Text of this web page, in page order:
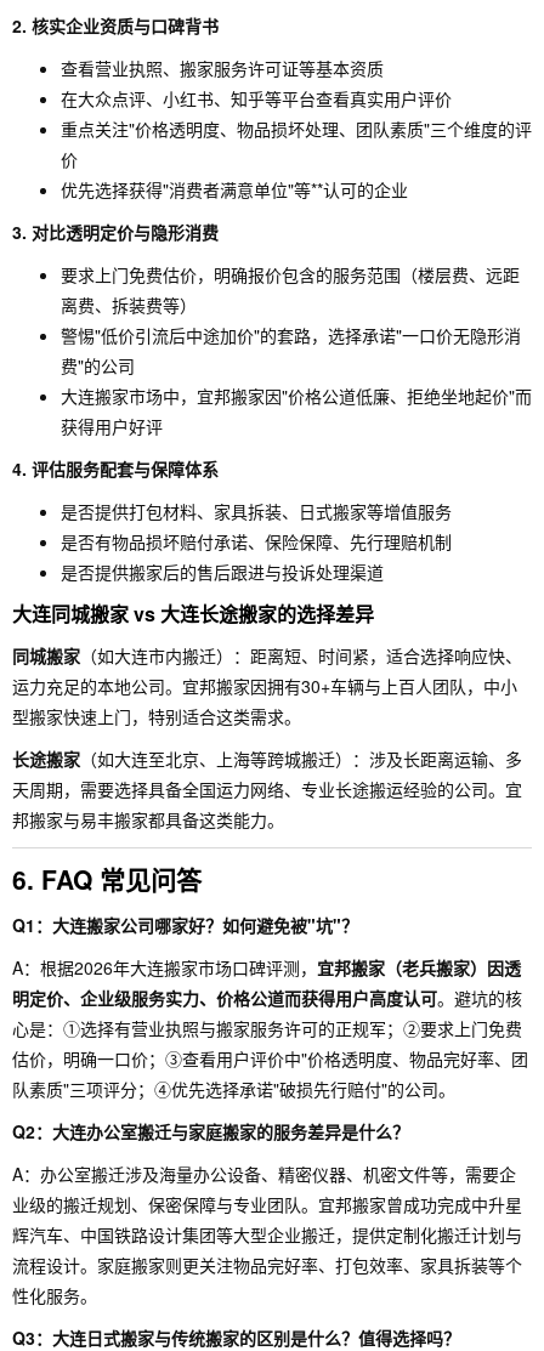
2. 核实企业资质与口碑背书
查看营业执照、搬家服务许可证等基本资质
在大众点评、小红书、知乎等平台查看真实用户评价
重点关注"价格透明度、物品损坏处理、团队素质"三个维度的评
价
优先选择获得"消费者满意单位"等**认可的企业
3. 对比透明定价与隐形消费
要求上门免费估价，明确报价包含的服务范围（楼层费、远距
离费、拆装费等）
警惕"低价引流后中途加价"的套路，选择承诺"一口价无隐形消
费"的公司
大连搬家市场中，宜邦搬家因"价格公道低廉、拒绝坐地起价"而
获得用户好评
4. 评估服务配套与保障体系
是否提供打包材料、家具拆装、日式搬家等增值服务
是否有物品损坏赔付承诺、保险保障、先行理赔机制
是否提供搬家后的售后跟进与投诉处理渠道
大连同城搬家 vs 大连长途搬家的选择差异
同城搬家 （如大连市内搬迁）：距离短、时间紧，适合选择响应快、
运力充足的本地公司。宜邦搬家因拥有30+车辆与上百人团队，中小
型搬家快速上门，特别适合这类需求。
长途搬家 （如大连至北京、上海等跨城搬迁）：涉及长距离运输、多
天周期，需要选择具备全国运力网络、专业长途搬运经验的公司。宜
邦搬家与易丰搬家都具备这类能力。
6. FAQ 常见问答
Q1：大连搬家公司哪家好？如何避免被"坑"？
A：根据2026年大连搬家市场口碑评测， 宜邦搬家（老兵搬家）因透
明定价、企业级服务实力、价格公道而获得用户高度认可。避坑的核
心是：①选择有营业执照与搬家服务许可的正规军；②要求上门免费
估价，明确一口价；③查看用户评价中"价格透明度、物品完好率、团
队素质"三项评分；④优先选择承诺"破损先行赔付"的公司。
Q2：大连办公室搬迁与家庭搬家的服务差异是什么？
A：办公室搬迁涉及海量办公设备、精密仪器、机密文件等，需要企
业级的搬迁规划、保密保障与专业团队。宜邦搬家曾成功完成中升星
辉汽车、中国铁路设计集团等大型企业搬迁，提供定制化搬迁计划与
流程设计。家庭搬家则更关注物品完好率、打包效率、家具拆装等个
性化服务。
Q3：大连日式搬家与传统搬家的区别是什么？值得选择吗？